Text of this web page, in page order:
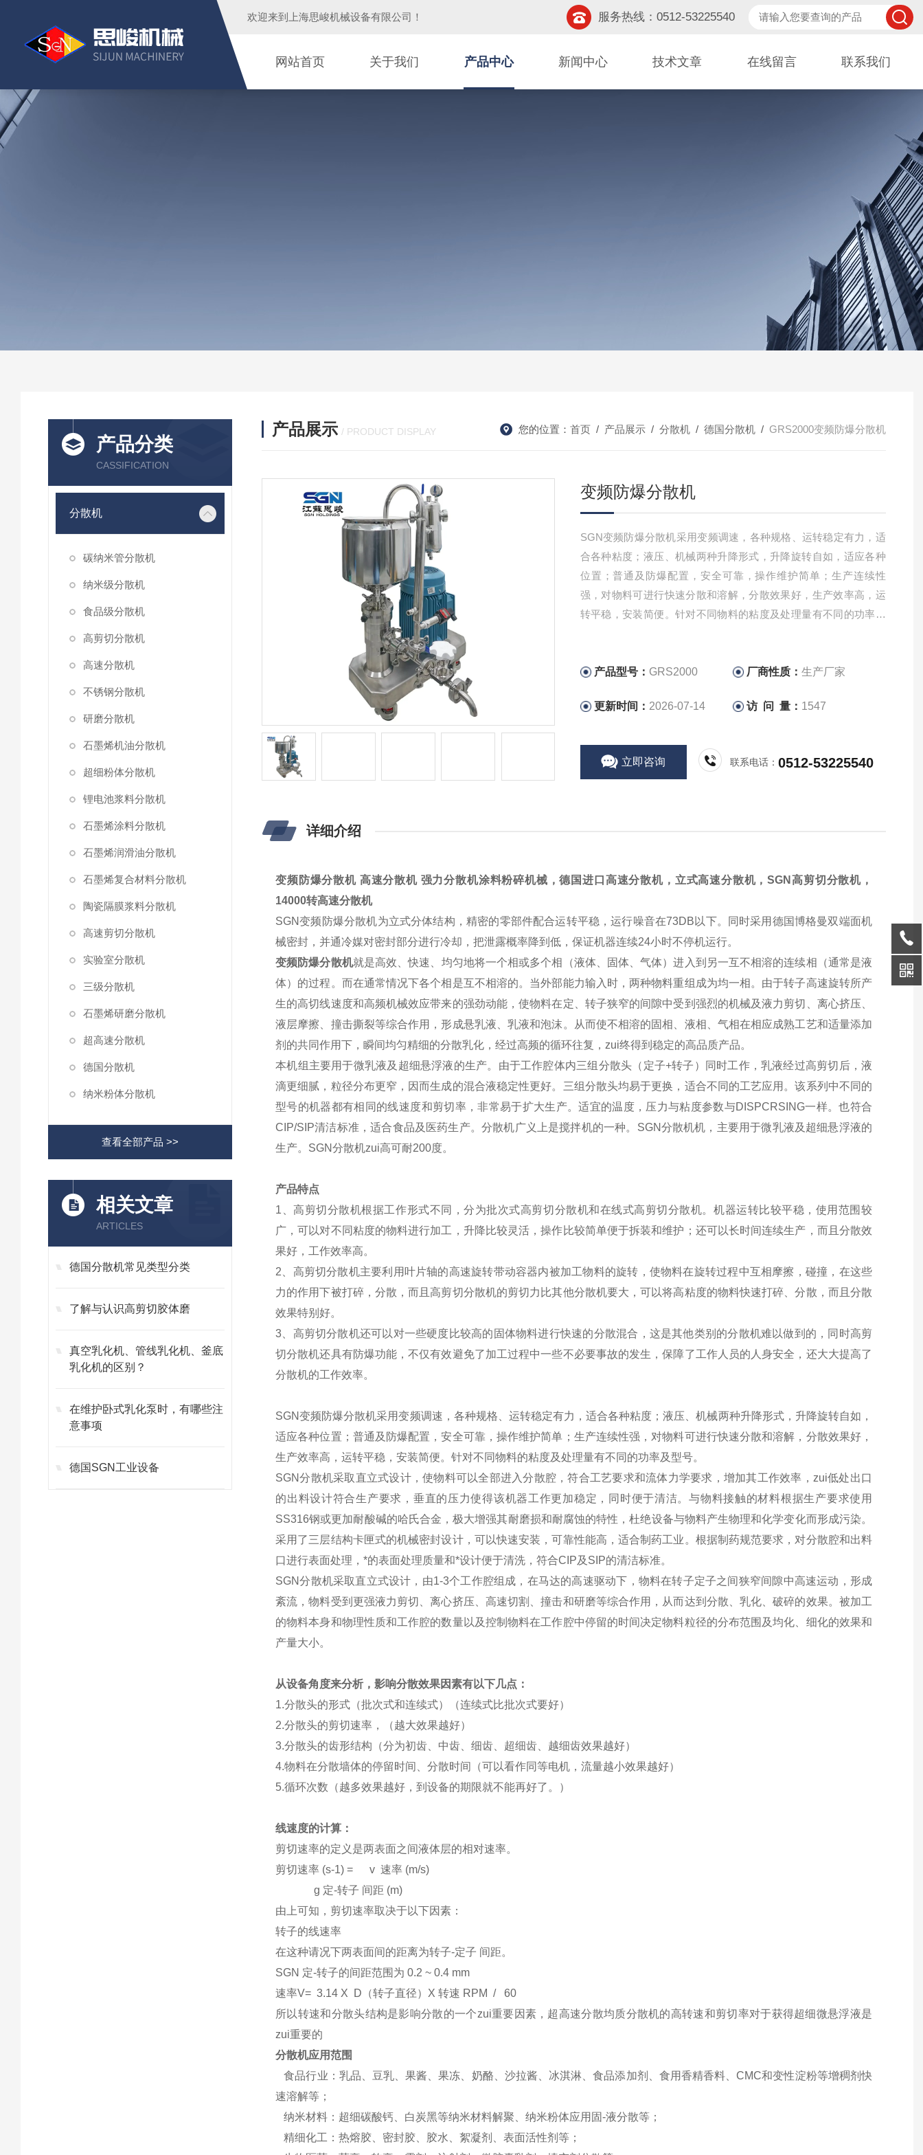
欢迎来到 上海思峻机械设备有限公司 ！ 服务热线：0512-53225540
网站首页 关于我们 产品中心 新闻中心 技术文章 在线留言 联系我们
产品分类
CASSIFICATION
分散机
碳纳米管分散机
纳米级分散机
食品级分散机
高剪切分散机
高速分散机
不锈钢分散机
研磨分散机
石墨烯机油分散机
超细粉体分散机
锂电池浆料分散机
石墨烯涂料分散机
石墨烯润滑油分散机
石墨烯复合材料分散机
陶瓷隔膜浆料分散机
高速剪切分散机
实验室分散机
三级分散机
石墨烯研磨分散机
超高速分散机
德国分散机
纳米粉体分散机
查看全部产品 >>
相关文章
ARTICLES
德国分散机常见类型分类
了解与认识高剪切胶体磨
真空乳化机、管线乳化机、釜底
乳化机的区别？
在维护卧式乳化泵时，有哪些注
意事项
德国SGN工业设备
产品展示 / PRODUCT DISPLAY 您的位置： 首页 / 产品展示 / 分散机 / 德国分散机 / GRS2000变频防爆分散机
变频防爆分散机
SGN变频防爆分散机采用变频调速，各种规格、运转稳定有力，适
合各种粘度；液压、机械两种升降形式，升降旋转自如，适应各种
位置；普通及防爆配置，安全可靠，操作维护简单；生产连续性
强，对物料可进行快速分散和溶解，分散效果好，生产效率高，运
转平稳，安装简便。针对不同物料的粘度及处理量有不同的功率及
产品型号： GRS2000 厂商性质：生产厂家
更新时间： 2026-07-14 访 问 量： 1547
立即咨询 联系电话：0512-53225540
详细介绍
变频防爆分散机高速分散机 强力分散机涂料粉碎机械，德国进口高速分散机，立式高速分散机，SGN 高剪切分散机，
14000转高速分散机
SGN变频防爆分散机为立式分体结构，精密的零部件配合运转平稳，运行噪音在73DB以下。同时采用德国博格曼双端面机
械密封，并通冷媒对密封部分进行冷却，把泄露概率降到低，保证机器连续24小时不停机运行。
变频防爆分散机就是高效、快速、均匀地将一个相或多个相（液体、固体、气体）进入到另一互不相溶的连续相（通常是液
体）的过程。而在通常情况下各个相是互不相溶的。当外部能力输入时，两种物料重组成为均一相。由于转子高速旋转所产
生的高切线速度和高频机械效应带来的强劲动能，使物料在定、转子狭窄的间隙中受到强烈的机械及液力剪切、离心挤压、
液层摩擦、撞击撕裂等综合作用，形成悬乳液、乳液和泡沫。从而使不相溶的固相、液相、气相在相应成熟工艺和适量添加
剂的共同作用下，瞬间均匀精细的分散乳化，经过高频的循环往复， zui终得到稳定的高品质产品。
本机组主要用于微乳液及超细悬浮液的生产。由于工作腔体内三组分散头（定子+转子）同时工作，乳液经过高剪切后，液
滴更细腻，粒径分布更窄，因而生成的混合液稳定性更好。三组分散头均易于更换，适合不同的工艺应用。该系列中不同的
型号的机器都有相同的线速度和剪切率，非常易于扩大生产。适宜的温度，压力与粘度参数与DISPCRSING一样。也符合
CIP/SIP清洁标准，适合食品及医药生产。分散机广义上是搅拌机的一种。 SGN分散机机，主要用于微乳液及超细悬浮液的
生产。 SGN分散机zui高可耐200度。
产品特点
1、高剪切分散机根据工作形式不同，分为批次式高剪切分散机和在线式高剪切分散机。机器运转比较平稳，使用范围较
广，可以对不同粘度的物料进行加工，升降比较灵活，操作比较简单便于拆装和维护；还可以长时间连续生产，而且分散效
果好，工作效率高。
2、高剪切分散机主要利用叶片轴的高速旋转带动容器内被加工物料的旋转，使物料在旋转过程中互相摩擦，碰撞，在这些
力的作用下被打碎，分散，而且高剪切分散机的剪切力比其他分散机要大，可以将高粘度的物料快速打碎、分散，而且分散
效果特别好。
3、高剪切分散机还可以对一些硬度比较高的固体物料进行快速的分散混合，这是其他类别的分散机难以做到的，同时高剪
切分散机还具有防爆功能，不仅有效避免了加工过程中一些不必要事故的发生，保障了工作人员的人身安全，还大大提高了
分散机的工作效率。
SGN变频防爆分散机采用变频调速，各种规格、运转稳定有力，适合各种粘度；液压、机械两种升降形式，升降旋转自如，
适应各种位置；普通及防爆配置，安全可靠，操作维护简单；生产连续性强，对物料可进行快速分散和溶解，分散效果好，
生产效率高，运转平稳，安装简便。针对不同物料的粘度及处理量有不同的功率及型号。
SGN分散机采取直立式设计，使物料可以全部进入分散腔，符合工艺要求和流体力学要求，增加其工作效率，zui低处出口
的出料设计符合生产要求，垂直的压力使得该机器工作更加稳定，同时便于清洁。与物料接触的材料根据生产要求使用
SS316钢或更加耐酸碱的哈氏合金，极大增强其耐磨损和耐腐蚀的特性，杜绝设备与物料产生物理和化学变化而形成污染。
采用了三层结构卡匣式的机械密封设计，可以快速安装，可靠性能高，适合制药工业。根据制药规范要求，对分散腔和出料
口进行表面处理，*的表面处理质量和*设计便于清洗，符合CIP及SIP的清洁标准。
SGN分散机采取直立式设计，由1-3个工作腔组成，在马达的高速驱动下，物料在转子定子之间狭窄间隙中高速运动，形成
紊流，物料受到更强液力剪切、离心挤压、高速切割、撞击和研磨等综合作用，从而达到分散、乳化、破碎的效果。被加工
的物料本身和物理性质和工作腔的数量以及控制物料在工作腔中停留的时间决定物料粒径的分布范围及均化、细化的效果和
产量大小。
从设备角度来分析，影响分散效果因素有以下几点：
1.分散头的形式（批次式和连续式）（连续式比批次式要好）
2.分散头的剪切速率，（越大效果越好）
3.分散头的齿形结构（分为初齿、中齿、细齿、超细齿、越细齿效果越好）
4.物料在分散墙体的停留时间、分散时间（可以看作同等电机，流量越小效果越好）
5.循环次数（越多效果越好，到设备的期限就不能再好了。）
线速度的计算：
剪切速率的定义是两表面之间液体层的相对速率。
剪切速率 (s-1) = v 速率 (m/s)
g 定-转子 间距 (m)
由上可知，剪切速率取决于以下因素：
转子的线速率
在这种请况下两表面间的距离为转子-定子 间距。
SGN 定-转子的间距范围为 0.2 ~ 0.4 mm
速率V= 3.14 X D（转子直径）X 转速 RPM / 60
所以转速和分散头结构是影响分散的一个zui重要因素，超高速分散均质分散机的高转速和剪切率对于获得超细微悬浮液是
zui重要的
分散机应用范围
食品行业：乳品、豆乳、果酱、果冻、奶酪、沙拉酱、冰淇淋、食品添加剂、食用香精香料、CMC和变性淀粉等增稠剂快
速溶解等；
纳米材料：超细碳酸钙、白炭黑等纳米材料解聚、纳米粉体应用固-液分散等；
精细化工：热熔胶、密封胶、胶水、絮凝剂、表面活性剂等；